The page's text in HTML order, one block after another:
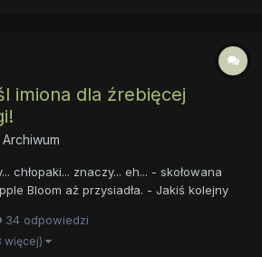
imiona dla źrebięcej
Archiwum
chłopaki... znaczy... eh... - skołowana
Bloom aż przysiadła. - Jakiś kolejny
- Oj, daj jej spokój, przecież nie
próbując latać. -...
34 odpowiedzi
więcej)